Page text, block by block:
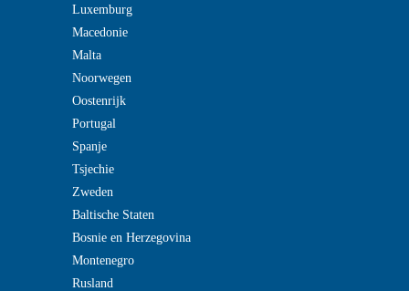
Luxemburg
Macedonie
Malta
Noorwegen
Oostenrijk
Portugal
Spanje
Tsjechie
Zweden
Baltische Staten
Bosnie en Herzegovina
Montenegro
Rusland